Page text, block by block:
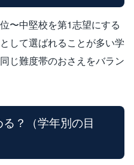
〜中堅校を第1志望にする
して選ばれることが多い学
じ難度帯のおさえをバラン
？（学年別の目